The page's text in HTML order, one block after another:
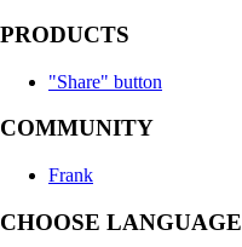
PRODUCTS
"Share" button
COMMUNITY
Frank
CHOOSE LANGUAGE